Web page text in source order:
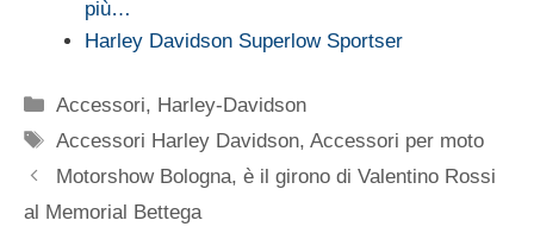
più…
Harley Davidson Superlow Sportser
Categorie
Accessori, Harley-Davidson
Tag
Accessori Harley Davidson,Accessori per moto
Motorshow Bologna, è il girono di Valentino Rossi
al Memorial Bettega